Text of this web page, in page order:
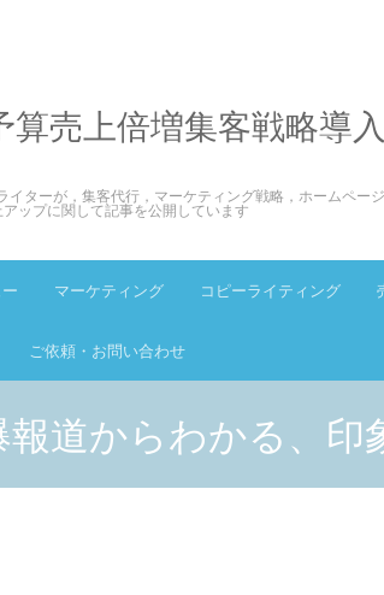
算売上倍増集客戦略導
ターが，集客代行，マーケティング戦略，ホームペー
ップに関して記事を公開しています
マーケティング コピーライティング
ご依頼・お問い合わせ
道からわかる、印